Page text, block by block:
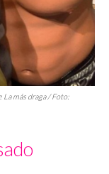
La más draga/ Foto: